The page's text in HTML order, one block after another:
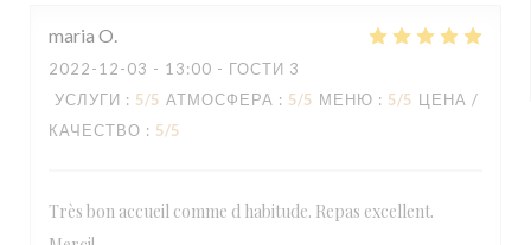
maria O
2022-12-03 - 13:00 - ГОСТИ 3
УСЛУГИ : 5/5 АТМОСФЕРА : 5/5 МЕНЮ : 5/5 ЦЕНА /
КАЧЕСТВО : 5/5
Très bon accueil comme d habitude. Repas excellent.